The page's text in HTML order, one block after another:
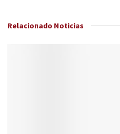
Relacionado Noticias